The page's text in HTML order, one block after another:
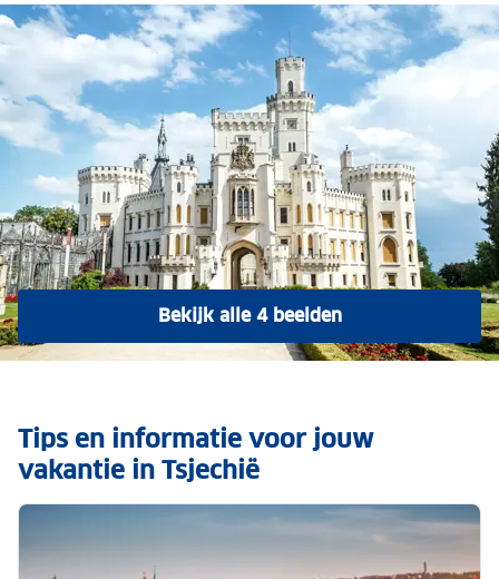
Bekijk alle 4 beelden
Tips en informatie voor jouw
vakantie in Tsjechië